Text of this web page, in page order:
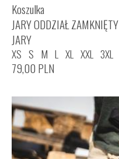
Koszulka
JARY ODDZIAŁ ZAMKNIĘTY
JARY
XS S M L XL XXL 3XL
79,00 PLN